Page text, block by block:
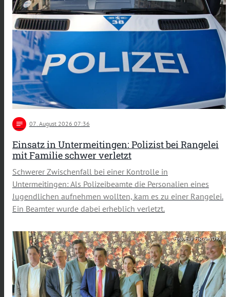
notes 07. August 2026 07:36
Einsatz in Untermeitingen: Polizist bei Rangelei
mit Familie schwer verletzt
Schwerer Zwischenfall bei einer Kontrolle in
Untermeitingen: Als Polizeibeamte die Personalien eines
Jugendlichen aufnehmen wollten, kam es zu einer Rangelei.
Ein Beamter wurde dabei erheblich verletzt.
Foto: Eva Fischer/DRA